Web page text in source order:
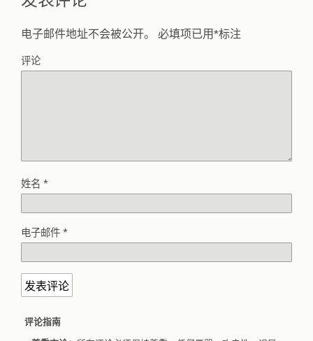
电子邮件地址不会被公开。 必填项已用*标注
评论
姓名 *
电子邮件 *
评论指南